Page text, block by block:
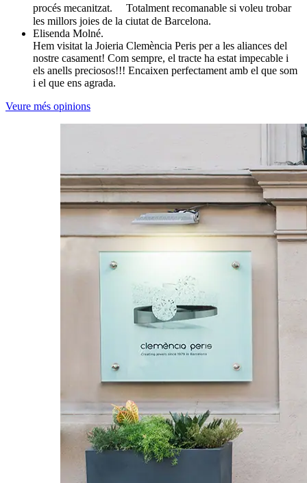
procés mecanitzat. Totalment recomanable si voleu trobar
les millors joies de la ciutat de Barcelona.
Elisenda Molné.
Hem visitat la Joieria Clemència Peris per a les aliances del
nostre casament! Com sempre, el tracte ha estat impecable i
els anells preciosos!!! Encaixen perfectament amb el que som
i el que ens agrada.
Veure més opinions